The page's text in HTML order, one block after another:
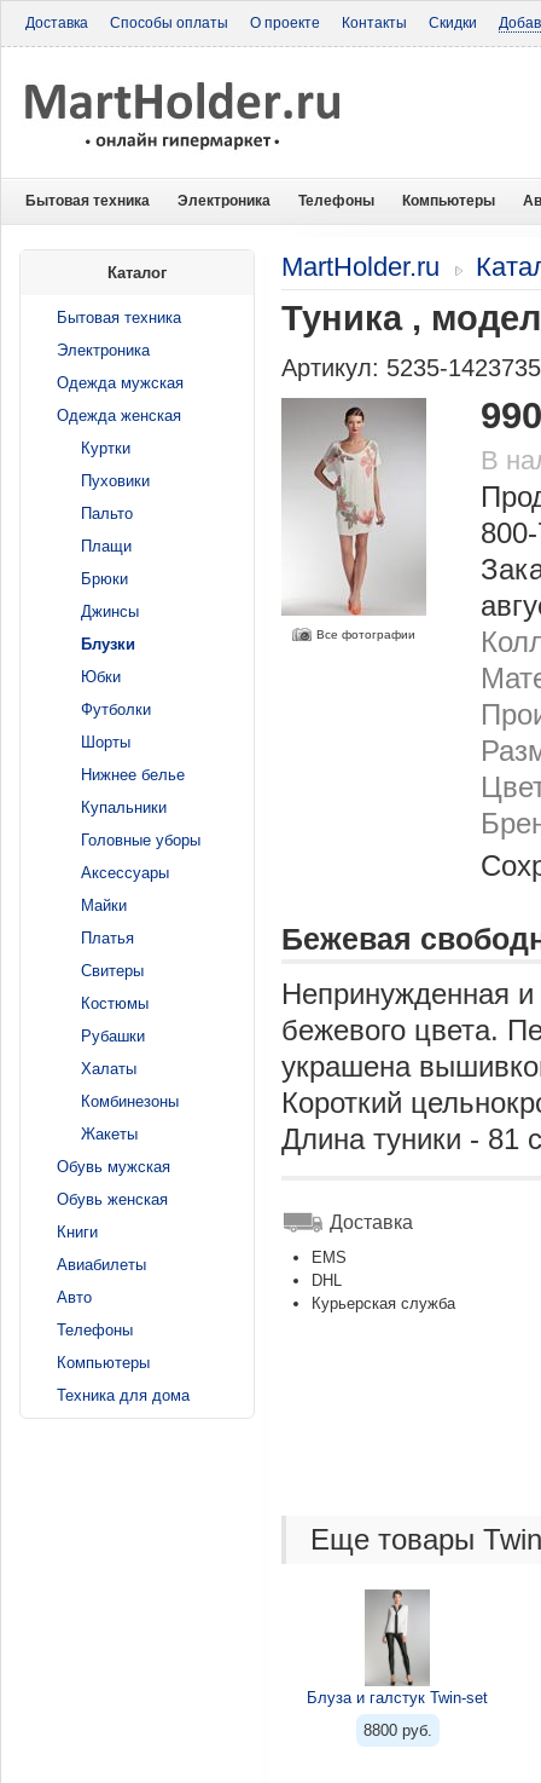
Доставка Способы оплаты О проекте Контакты Скидки
Бытовая техника Электроника Телефоны Компьютеры
MartHolder.ru
Туника ,
Артикул: 5235-
Все фотографии
В
Бежевая
Непринужденная и
бежевого цвета.
украшена
Короткий
Длина туники - 81
Доставка
EMS
DHL
Курьерская служба
Еще товары
Блуза и галстук Twin-set
8800 руб.
Каталог
Бытовая техника
Электроника
Одежда мужская
Одежда женская
Куртки
Пуховики
Пальто
Плащи
Брюки
Джинсы
Блузки
Юбки
Футболки
Шорты
Нижнее белье
Купальники
Головные уборы
Аксессуары
Майки
Платья
Свитеры
Костюмы
Рубашки
Халаты
Комбинезоны
Жакеты
Обувь мужская
Обувь женская
Книги
Авиабилеты
Авто
Телефоны
Компьютеры
Техника для дома